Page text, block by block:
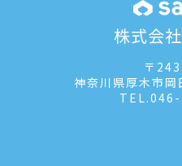
株式会
〒
神奈川県厚木市岡
TEL.